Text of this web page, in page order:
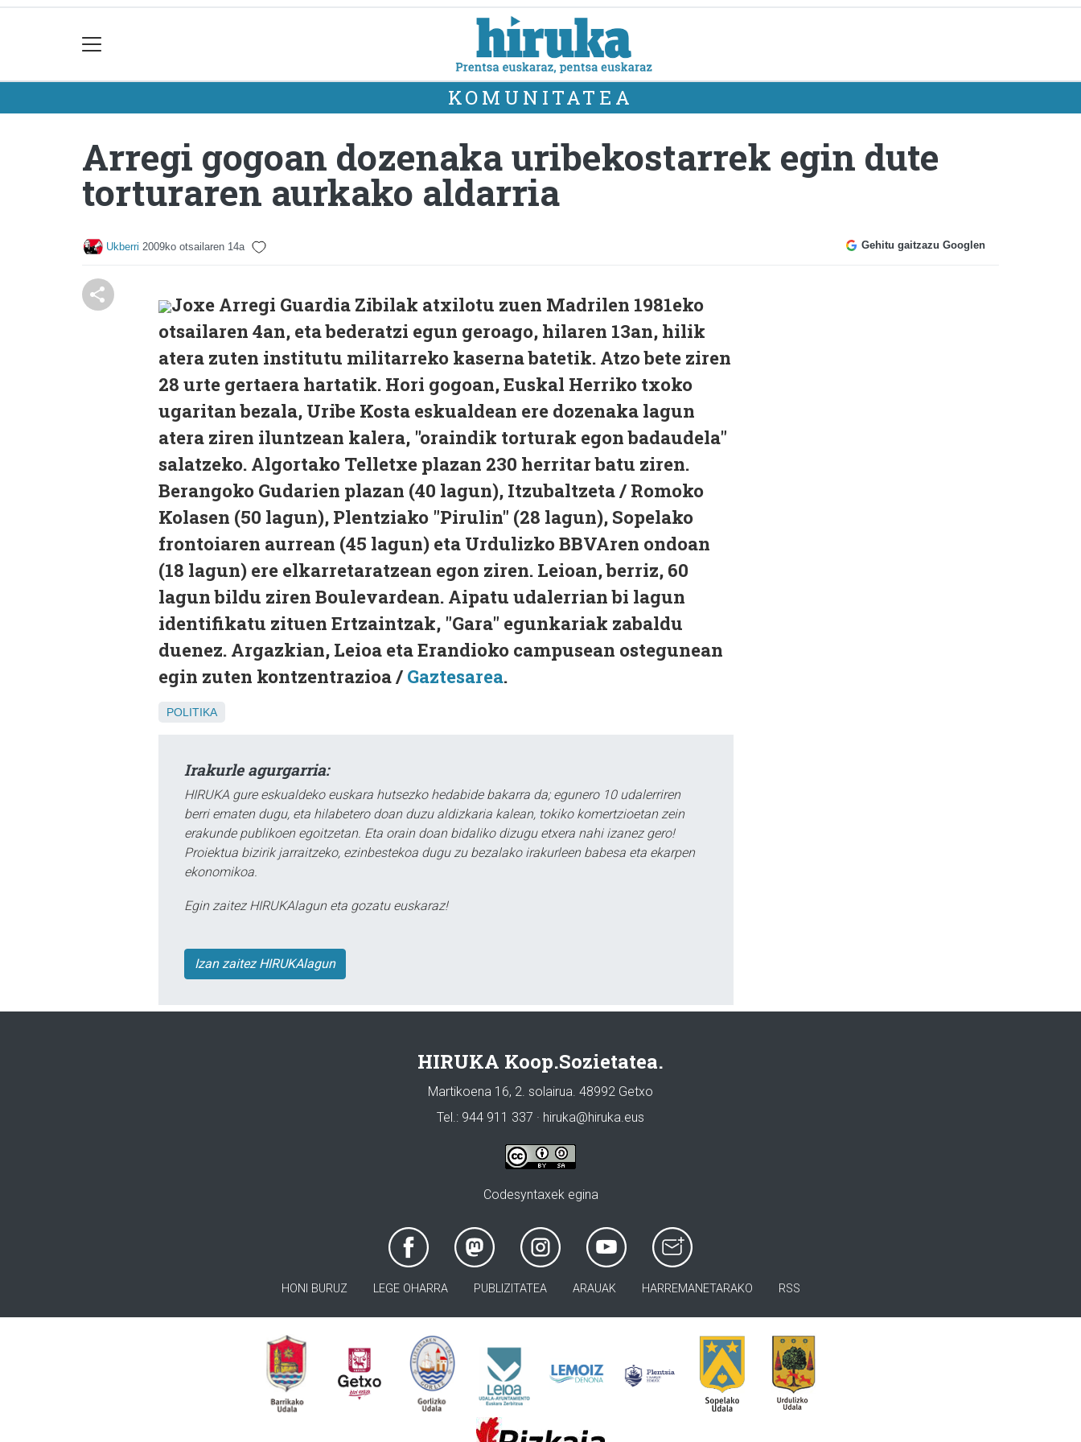
KOMUNITATEA
Arregi gogoan dozenaka uribekostarrek egin dute
torturaren aurkako aldarria
Ukberri 2009ko otsailaren 14a Gehitu gaitzazu Googlen
Joxe Arregi Guardia Zibilak atxilotu zuen Madrilen 1981eko
otsailaren 4an, eta bederatzi egun geroago, hilaren 13an, hilik
atera zuten institutu militarreko kaserna batetik. Atzo bete ziren
28 urte gertaera hartatik. Hori gogoan, Euskal Herriko txoko
ugaritan bezala, Uribe Kosta eskualdean ere dozenaka lagun
atera ziren iluntzean kalera, "oraindik torturak egon badaudela"
salatzeko. Algortako Telletxe plazan 230 herritar batu ziren.
Berangoko Gudarien plazan (40 lagun), Itzubaltzeta / Romoko
Kolasen (50 lagun), Plentziako "Pirulin" (28 lagun), Sopelako
frontoiaren aurrean (45 lagun) eta Urdulizko BBVAren ondoan
(18 lagun) ere elkarretaratzean egon ziren. Leioan, berriz, 60
lagun bildu ziren Boulevardean. Aipatu udalerrian bi lagun
identifikatu zituen Ertzaintzak, "Gara" egunkariak zabaldu
duenez. Argazkian, Leioa eta Erandioko campusean ostegunean
egin zuten kontzentrazioa / Gaztesarea.
POLITIKA
Irakurle agurgarria:
HIRUKA gure eskualdeko euskara hutsezko hedabide bakarra da; egunero 10 udalerriren
berri ematen dugu, eta hilabetero doan duzu aldizkaria kalean, tokiko komertzioetan zein
erakunde publikoen egoitzetan. Eta orain doan bidaliko dizugu etxera nahi izanez gero!
Proiektua bizirik jarraitzeko, ezinbestekoa dugu zu bezalako irakurleen babesa eta ekarpen
ekonomikoa.
Egin zaitez HIRUKAlagun eta gozatu euskaraz!
Izan zaitez HIRUKAlagun
HIRUKA Koop.Sozietatea.
Martikoena 16, 2. solairua. 48992 Getxo
Tel.: 944 911 337 · hiruka@hiruka.eus
Codesyntaxek egina
HONI BURUZ LEGE OHARRA PUBLIZITATEA ARAUAK HARREMANETARAKO RSS